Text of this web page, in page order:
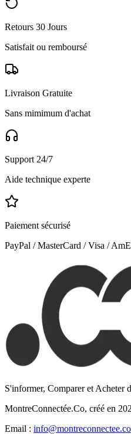
Retours 30 Jours
Satisfait ou remboursé
Livraison Gratuite
Sans mimimum d'achat
Support 24/7
Aide technique experte
Paiement sécurisé
PayPal / MasterCard / Visa /
S'informer, Comparer et Acheter
MontreConnectée.Co, créé en
Email : info@montreconnectee.co